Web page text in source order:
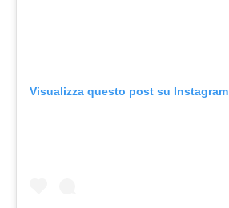
Visualizza questo post su Instagram